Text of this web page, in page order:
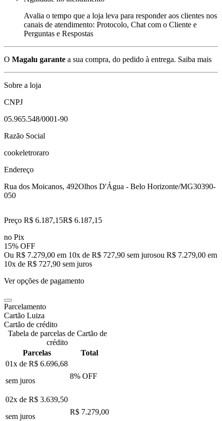
Avalia o tempo que a loja leva para responder aos clientes nos
canais de atendimento: Protocolo, Chat com o Cliente e
Perguntas e Respostas
O Magalu garante a sua compra, do pedido à entrega. Saiba mais
Sobre a loja
CNPJ
05.965.548/0001-90
Razão Social
cookeletroraro
Endereço
Rua dos Moicanos, 492Olhos D'Água - Belo Horizonte/MG30390-
050
Preço R$ 6.187,15R$ 6.187,15
no Pix
15% OFF
Ou R$ 7.279,00 em 10x de R$ 727,90 sem jurosou R$ 7.279,00 em
10x de R$ 727,90 sem juros
Ver opções de pagamento
Parcelamento
Cartão Luiza
Cartão de crédito
Tabela de parcelas de Cartão de
crédito
Parcelas
Total
01x de R$ 6.696,68
sem juros
8% OFF
02x de R$ 3.639,50
sem juros
R$ 7.279,00